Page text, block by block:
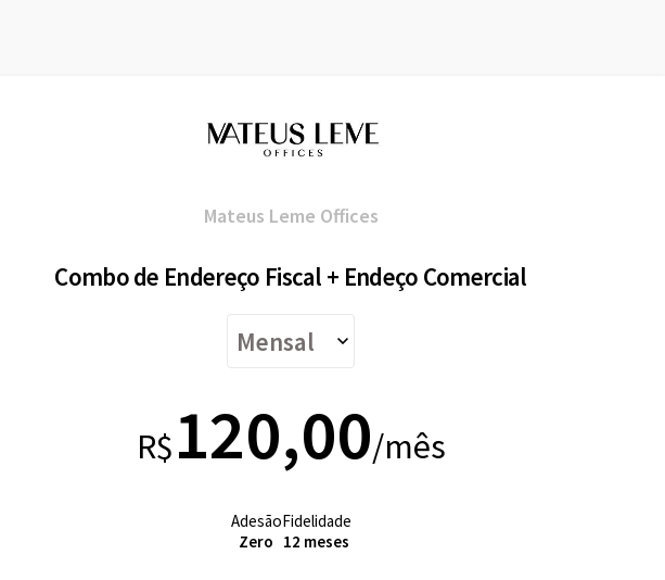
Mateus Leme Offices
Combo de Endereço Fiscal + Endeço Comercial
R$120,00/mês
Adesão
Zero
Fidelidade
12 meses